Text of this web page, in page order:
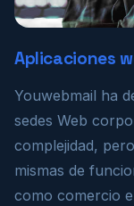
Aplicaciones
Youwebmail ha
sedes Web
complejidad,
mismas de
como comercio